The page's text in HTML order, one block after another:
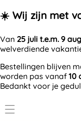
☀️ Wij zijn met
Van 25 juli t.e.m. 9
welverdiende
Bestellingen blijven
worden pas vanaf 10
Bedankt voor je
GV7VN.